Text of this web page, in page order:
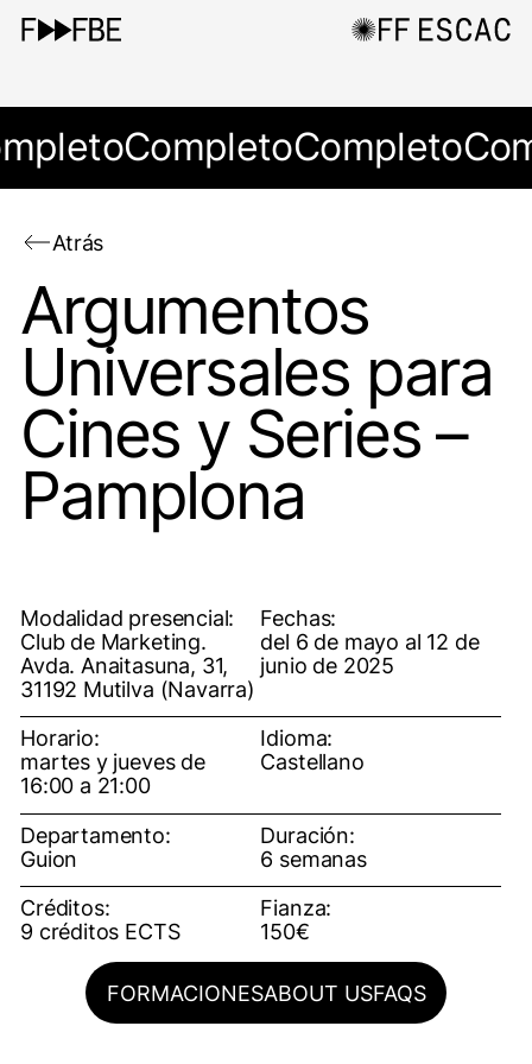
FORMACIONESABOUT USFAQS
CompletoCompleto
Atrás
Argumentos
Universales para
Cines y Series –
Pamplona
Modalidad presencial:
Club de Marketing.
Avda. Anaitasuna, 31,
31192 Mutilva (Navarra)
Fechas:
del 6 de mayo al 12 de
junio de 2025
Horario:
martes y jueves de
16:00 a 21:00
Idioma:
Castellano
Departamento:
Guion
Duración:
6 semanas
Créditos:
9 créditos ECTS
Fianza:
150€